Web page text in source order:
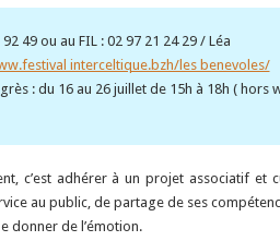
49 ou au FIL : 02 97 21 24 29 / Léa
interceltique.bzh/les benevoles/
: du 16 au 26 juillet de 15h à 18h ( hors
c’est adhérer à un projet associatif et
au public, de partage de ses
donner de l’émotion.